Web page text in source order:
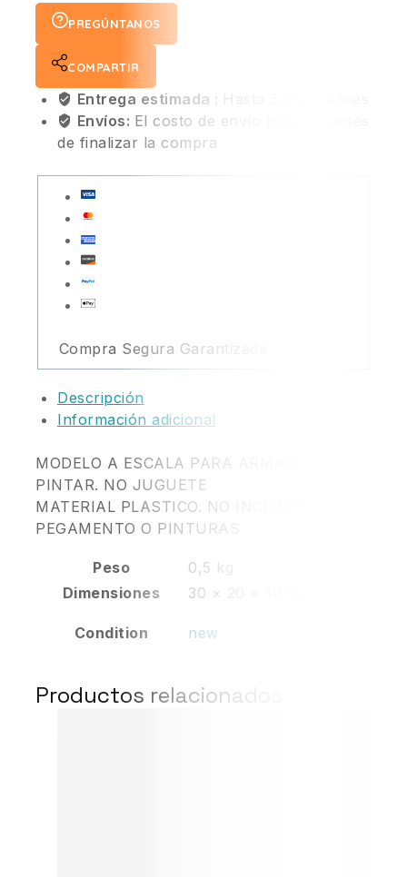
PREGÚNTANOS
COMPARTIR
Entrega estimada :
Envíos: El costo de envío lo verás antes
de finalizar la compra
Compra Segura Garantizada
Descripción
Información adicional
MODELO A ESCALA PARA ARMAR Y
PINTAR. NO JUGUETE
MATERIAL PLASTICO. NO INCLUYE
PEGAMENTO O PINTURAS
Peso
0,5 kg
Dimensiones
30 × 20 × 10 cm
Condition new
Productos relacionados